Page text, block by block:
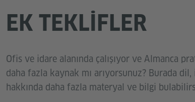
EK TEKLIFLER
Ofis ve idare alanında çalışıyor ve Almanca
daha fazla kaynak mı arıyorsunuz? Burada
hakkında daha fazla materyal ve bilgi